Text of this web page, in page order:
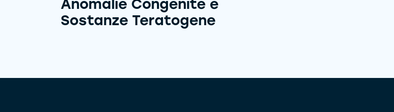
Anomalie Congenite e
Sostanze Teratogene